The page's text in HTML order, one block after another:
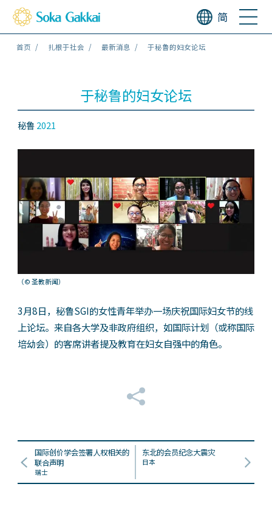
简
首页 扎根于社会 最新消息 于秘鲁的妇女论坛
于秘鲁的妇女论坛
秘鲁2021
（© 圣教新闻）
3月8日，秘鲁SGI的女性青年举办一场庆祝国际妇女节的线
上论坛。来自各大学及非政府组织，如国际计划（或称国际
培幼会）的客席讲者提及教育在妇女自强中的角色。
国际创价学会签署人权相关的
联合声明
瑞士
东北的会员纪念大震灾
日本